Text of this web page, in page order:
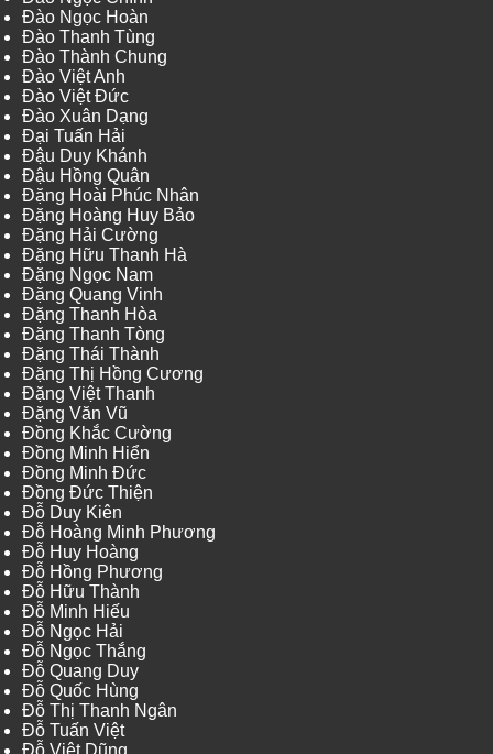
Đào Ngọc Hoàn
Đào Thanh Tùng
Đào Thành Chung
Đào Việt Anh
Đào Việt Đức
Đào Xuân Dạng
Đại Tuấn Hải
Đậu Duy Khánh
Đậu Hồng Quân
Đặng Hoài Phúc Nhân
Đặng Hoàng Huy Bảo
Đặng Hải Cường
Đặng Hữu Thanh Hà
Đặng Ngọc Nam
Đặng Quang Vinh
Đặng Thanh Hòa
Đặng Thanh Tòng
Đặng Thái Thành
Đặng Thị Hồng Cương
Đặng Việt Thanh
Đặng Văn Vũ
Đồng Khắc Cường
Đồng Minh Hiển
Đồng Minh Đức
Đồng Đức Thiện
Đỗ Duy Kiên
Đỗ Hoàng Minh Phương
Đỗ Huy Hoàng
Đỗ Hồng Phương
Đỗ Hữu Thành
Đỗ Minh Hiếu
Đỗ Ngọc Hải
Đỗ Ngọc Thắng
Đỗ Quang Duy
Đỗ Quốc Hùng
Đỗ Thị Thanh Ngân
Đỗ Tuấn Việt